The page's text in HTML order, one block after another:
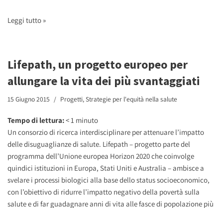
Leggi tutto »
Lifepath, un progetto europeo per
allungare la vita dei più svantaggiati
15 Giugno 2015 Progetti,Strategie per l'equità nella salute
Tempo di lettura:< 1 minuto
Un consorzio di ricerca interdisciplinare per attenuare l’impatto
delle disuguaglianze di salute. Lifepath – progetto parte del
programma dell’Unione europea Horizon 2020 che coinvolge
quindici istituzioni in Europa, Stati Uniti e Australia – ambisce a
svelare i processi biologici alla base dello status socioeconomico,
con l’obiettivo di ridurre l’impatto negativo della povertà sulla
salute e di far guadagnare anni di vita alle fasce di popolazione più